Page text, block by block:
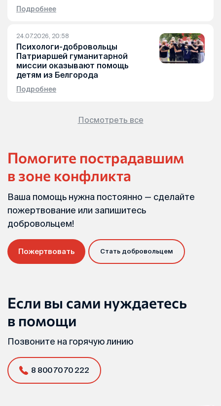
Подробнее
24.07.2026, 20:58
Психологи-добровольцы
Патриаршей гуманитарной
миссии оказывают помощь
детям из Белгорода
Подробнее
Посмотреть все
Помогите пострадавшим
в зоне конфликта
Ваша помощь нужна постоянно — сделайте
пожертвование или запишитесь
добровольцем!
Пожертвовать Стать добровольцем
Если вы сами нуждаетесь
в помощи
Позвоните на горячую линию
8 800 70 70 222